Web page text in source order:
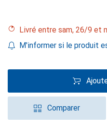
Livré entre sam, 26/9 et
M'informer si le produit
Comparer